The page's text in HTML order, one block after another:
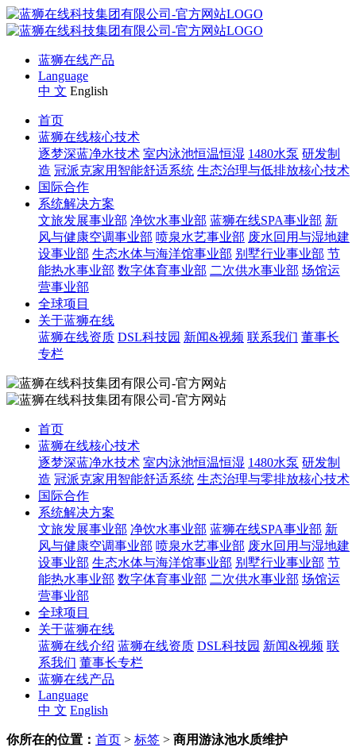
蓝狮在线产品
Language
中 文 English
首页
蓝狮在线核心技术
逐梦深蓝净水技术 室内泳池恒温恒湿 1480水泵 研发制
造 冠派克家用智能舒适系统 生态治理与低排放核心技术
国际合作
系统解决方案
文旅发展事业部 净饮水事业部 蓝狮在线SPA事业部 新
风与健康空调事业部 喷泉水艺事业部 废水回用与湿地建
设事业部 生态水体与海洋馆事业部 别墅行业事业部 节
能热水事业部 数字体育事业部 二次供水事业部 场馆运
营事业部
全球项目
关于蓝狮在线
蓝狮在线资质 DSL科技园 新闻&视频 联系我们 董事长
专栏
首页
蓝狮在线核心技术
逐梦深蓝净水技术 室内泳池恒温恒湿 1480水泵 研发制
造 冠派克家用智能舒适系统 生态治理与零排放核心技术
国际合作
系统解决方案
文旅发展事业部 净饮水事业部 蓝狮在线SPA事业部 新
风与健康空调事业部 喷泉水艺事业部 废水回用与湿地建
设事业部 生态水体与海洋馆事业部 别墅行业事业部 节
能热水事业部 数字体育事业部 二次供水事业部 场馆运
营事业部
全球项目
关于蓝狮在线
蓝狮在线介绍 蓝狮在线资质 DSL科技园 新闻&视频 联
系我们 董事长专栏
蓝狮在线产品
Language
中 文 English
你所在的位置： 首页 > 标签 > 商用游泳池水质维护